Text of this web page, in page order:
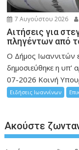
7 Αυγούστου 2026
Αιτήσεις για
πληγέντων από
Ο Δήμος Ιωαννιτών
δημοσιεύθηκε η
07-2026 Κοινή
Ειδήσεις Ιωαννίνων
Ακούστε